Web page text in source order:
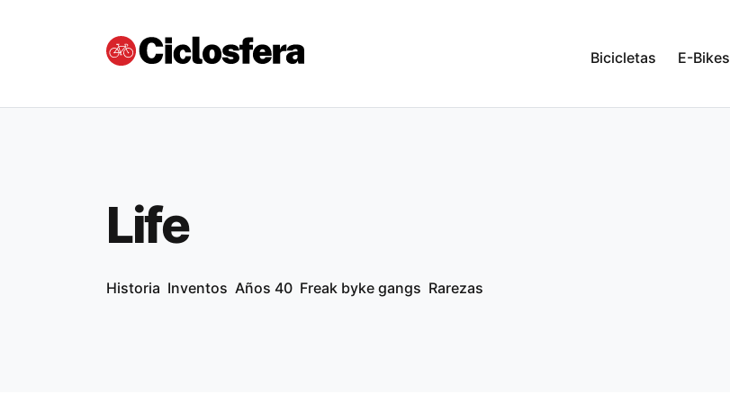
Bicicletas E-Bikes
Life
Historia Inventos Años 40 Freak byke gangs Rarezas